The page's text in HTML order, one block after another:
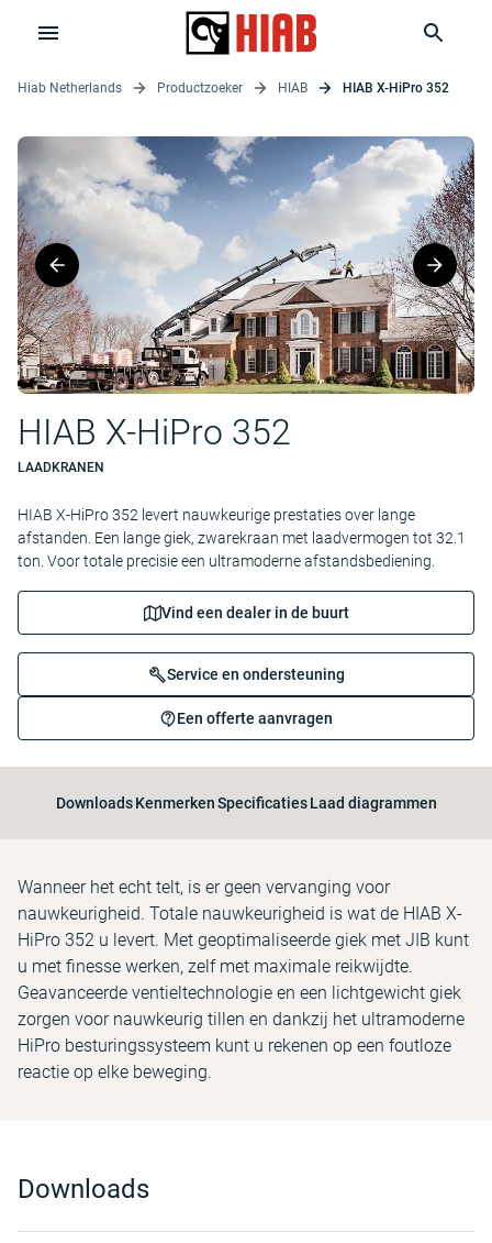
Hiab Netherlands Productzoeker HIAB HIAB X-HiPro 352
HIAB X-HiPro 352
LAADKRANEN
HIAB X-HiPro 352 levert nauwkeurige prestaties over lange
afstanden. Een lange giek, zwarekraan met laadvermogen tot 32.1
ton. Voor totale precisie een ultramoderne afstandsbediening.
Vind een dealer in de buurt
Service en ondersteuning
Een offerte aanvragen
Downloads KenmerkenSpecificaties Laad diagrammen
Wanneer het echt telt, is er geen vervanging voor
nauwkeurigheid. Totale nauwkeurigheid is wat de HIAB X-
HiPro 352 u levert. Met geoptimaliseerde giek met JIB kunt
u met finesse werken, zelf met maximale reikwijdte.
Geavanceerde ventieltechnologie en een lichtgewicht giek
zorgen voor nauwkeurig tillen en dankzij het ultramoderne
HiPro besturingssysteem kunt u rekenen op een foutloze
reactie op elke beweging.
Downloads